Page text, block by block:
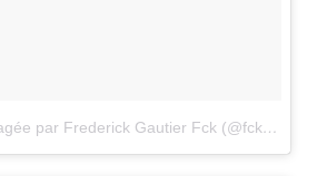
Une publication partagée par Frederick Gautier Fck (@fckgautier_frederickgautier)